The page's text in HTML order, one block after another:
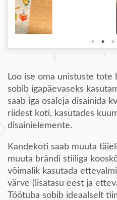
Loo ise oma unistuste tote
sobib igapäevaseks
saab iga osaleja disainida
riidest koti, kasutades
disainielemente.
Kandekoti saab muuta
muuta brändi stiiliga
võimalik kasutada
värve (lisatasu eest ja
Töötuba sobib ideaalselt